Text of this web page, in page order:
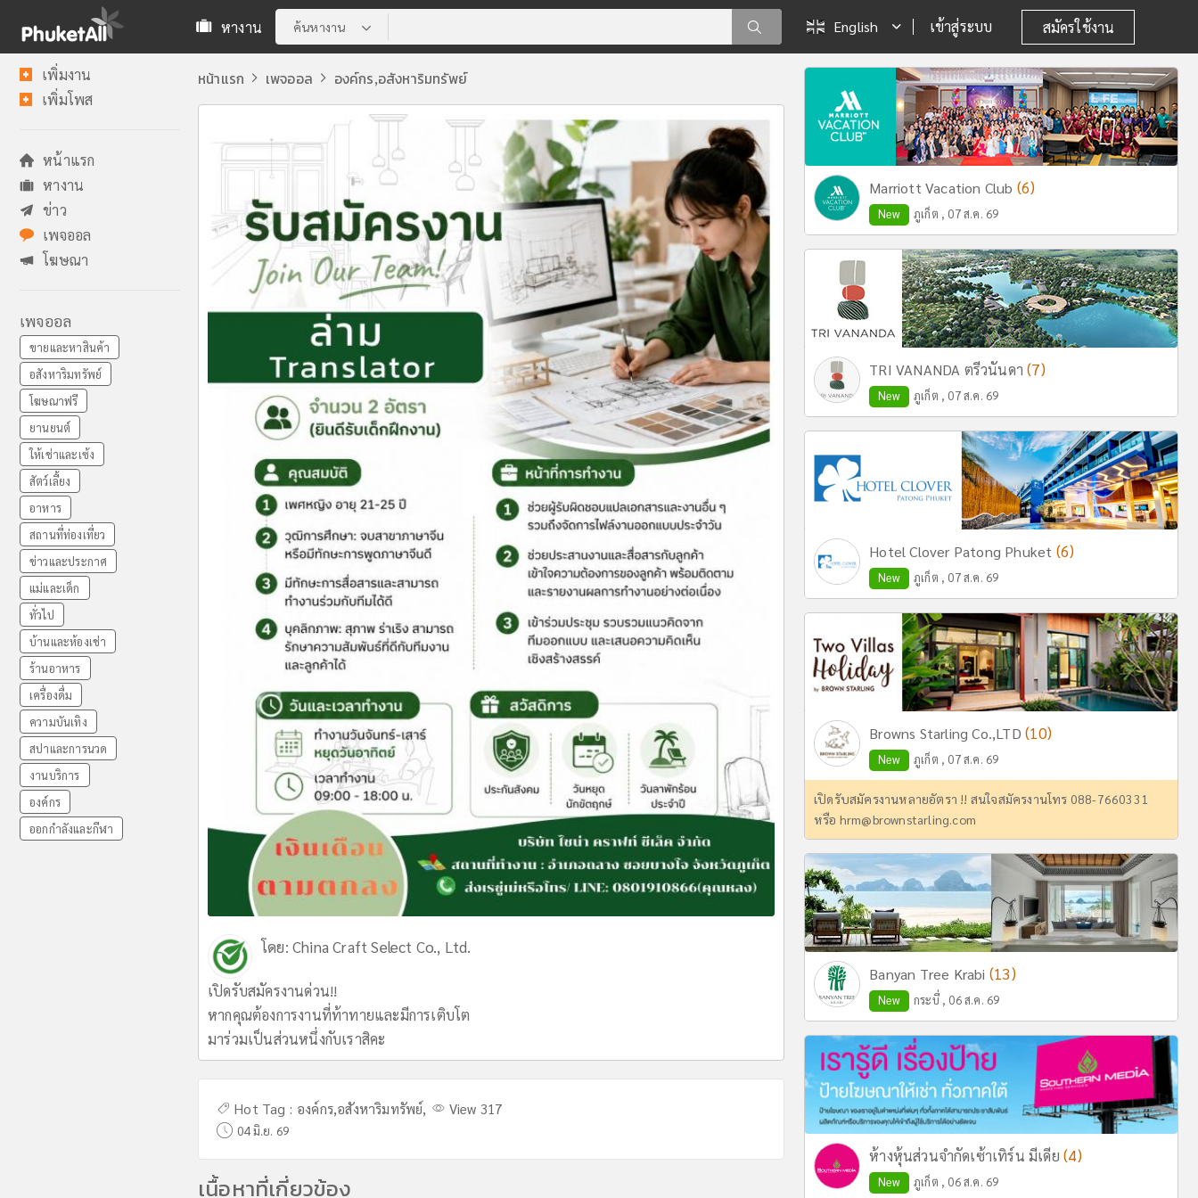
หางาน ค้นหางาน English เข้าสู่ระบบ สมัครใช้งาน
เพิ่มงาน
เพิ่มโพส
หน้าแรก
หางาน
ข่าว
เพจออล
โฆษณา
เพจออล
ขายและหาสินค้า
อสังหาริมทรัพย์
โฆษณาฟรี
ยานยนต์
ให้เช่าและเซ้ง
สัตว์เลี้ยง
อาหาร
สถานที่ท่องเที่ยว
ข่าวและประกาศ
แม่และเด็ก
ทั่วไป
บ้านและห้องเช่า
ร้านอาหาร
เครื่องดื่ม
ความบันเทิง
สปาและการนวด
งานบริการ
องค์กร
ออกกำลังและกีฬา
หน้าแรก เพจออล องค์กร,อสังหาริมทรัพย์
โดย: China Craft Select Co., Ltd.
เปิดรับสมัครงานด่วน!!
หากคุณต้องการงานที่ท้าทายและมีการเติบโต
มาร่วมเป็นส่วนหนึ่งกับเราสิคะ
Hot Tag : องค์กร,อสังหาริมทรัพย์, View 317
04 มิ.ย. 69
เนื้อหาที่เกี่ยวข้อง
Marriott Vacation Club (6)
New ภูเก็ต , 07 ส.ค. 69
TRI VANANDA ตรีวนันดา(7)
New ภูเก็ต , 07 ส.ค. 69
Hotel Clover Patong Phuket (6)
New ภูเก็ต , 07 ส.ค. 69
Browns Starling Co.,LTD(10)
New ภูเก็ต , 07 ส.ค. 69
เปิดรับสมัครงานหลายอัตรา !! สนใจสมัครงานโทร 088-7660331
หรือ hrm@brownstarling.com
Banyan Tree Krabi (13)
New กระบี่ , 06 ส.ค. 69
ห้างหุ้นส่วนจำกัดเซ้าเทิร์น มีเดีย(4)
New ภูเก็ต , 06 ส.ค. 69